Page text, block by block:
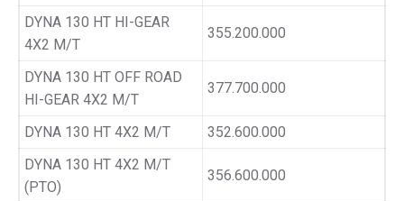
DYNA 130 HT HI-GEAR
4X2 M/T
355.200.000
DYNA 130 HT OFF ROAD
HI-GEAR 4X2 M/T
377.700.000
DYNA 130 HT 4X2 M/T
352.600.000
DYNA 130 HT 4X2 M/T
(PTO)
356.600.000